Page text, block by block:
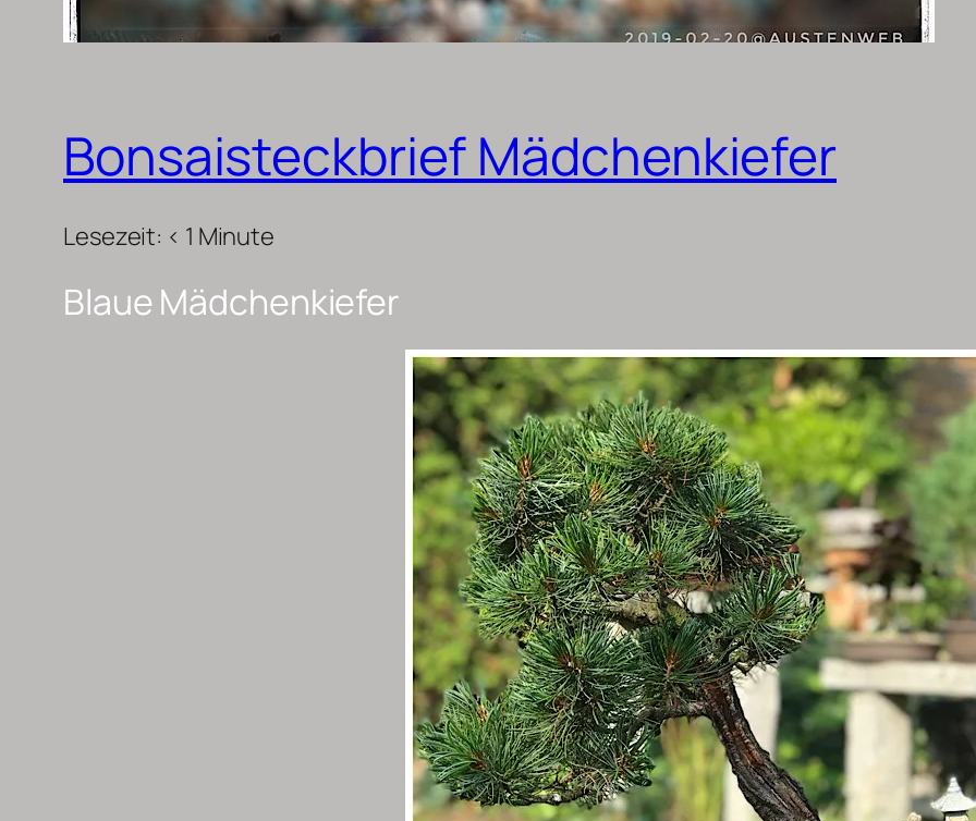
Bonsaisteckbrief Mädchenkiefer
Lesezeit: < 1 Minute
Blaue Mädchenkiefer